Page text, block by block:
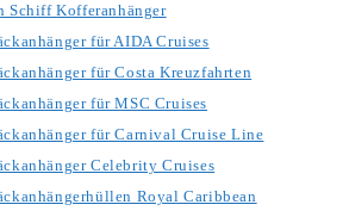
Schiff Kofferanhänger
für AIDA Cruises
für Costa Kreuzfahrten
für MSC Cruises
für Carnival Cruise Line
Celebrity Cruises
Royal Caribbean